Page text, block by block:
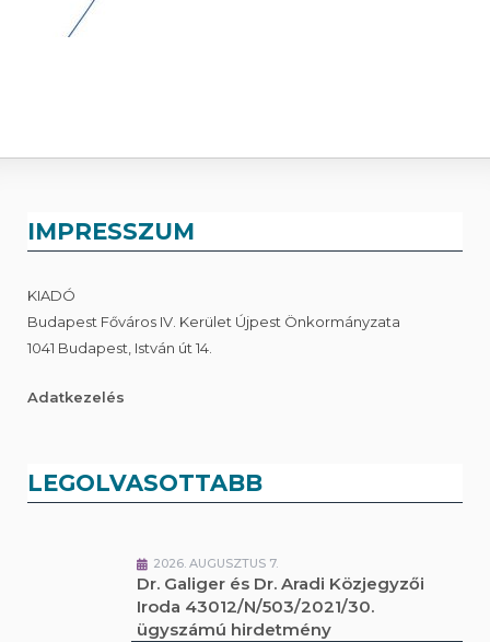
IMPRESSZUM
KIADÓ
Budapest Főváros IV. Kerület Újpest Önkormányzata
1041 Budapest, István út 14.
Adatkezelés
LEGOLVASOTTABB
2026. AUGUSZTUS 7.
Dr. Galiger és Dr. Aradi Közjegyzői
Iroda 43012/N/503/2021/30.
ügyszámú hirdetmény